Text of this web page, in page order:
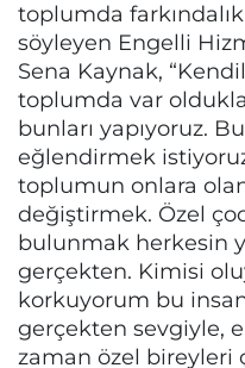
toplumda
söyleyen Engelli
Sena Kaynak,
toplumda var
bunları yapıyoruz.
eğlendirmek
toplumun onlara olan
değiştirmek. Özel
bulunmak herkesin
gerçekten. Kimisi
korkuyorum bu
gerçekten sevgiyle,
zaman özel bireyleri